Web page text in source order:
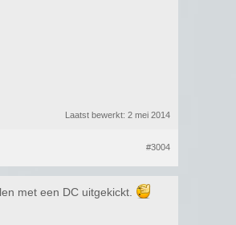
Laatst bewerkt: 2 mei 2014
#3004
met een DC uitgekickt.